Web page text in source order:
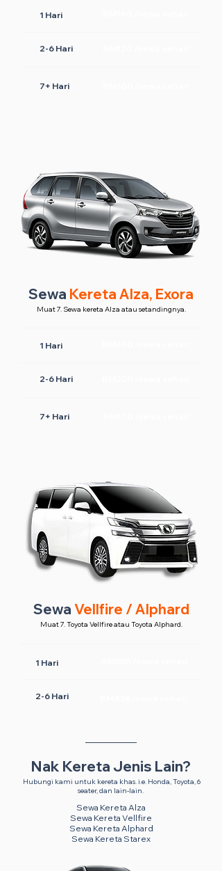
1 Hari
2-6 Hari
7+ Hari
Sewa Kereta Alza, Exora
Muat 7. Sewa kereta Alza atau setandingnya.
1 Hari
2-6 Hari
7+ Hari
Sewa Vellfire / Alphard
Muat 7. Toyota Vellfire atau Toyota Alphard.
1 Hari
2-6 Hari
Nak Kereta Jenis Lain?
Hubungi kami untuk kereta khas. i.e. Honda, Toyota, 6
seater, dan lain-lain.
Sewa Kereta Alza
Sewa Kereta Vellfire
Sewa Kereta Alphard
Sewa Kereta Starex